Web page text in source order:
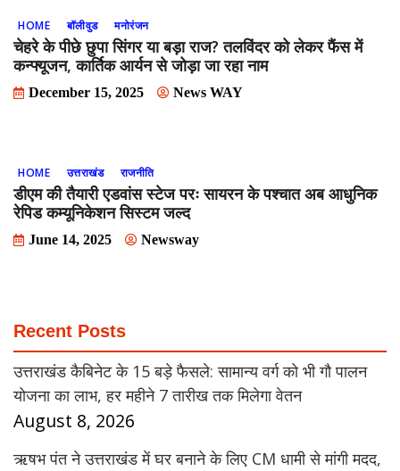
HOME बॉलीवुड मनोरंजन
चेहरे के पीछे छुपा सिंगर या बड़ा राज? तलविंदर को लेकर फैंस में
कन्फ्यूजन, कार्तिक आर्यन से जोड़ा जा रहा नाम
December 15, 2025 News WAY
HOME उत्तराखंड राजनीति
डीएम की तैयारी एडवांस स्टेज परः सायरन के पश्चात अब आधुनिक
रेपिड कम्यूनिकेशन सिस्टम जल्द
June 14, 2025 Newsway
Recent Posts
उत्तराखंड कैबिनेट के 15 बड़े फैसले: सामान्य वर्ग को भी गौ पालन
योजना का लाभ, हर महीने 7 तारीख तक मिलेगा वेतन
August 8, 2026
ऋषभ पंत ने उत्तराखंड में घर बनाने के लिए CM धामी से मांगी मदद,